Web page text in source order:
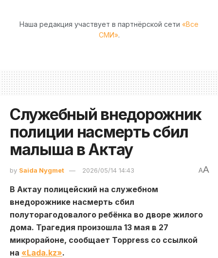
Наша редакция участвует в партнёрской сети «Все
СМИ».
Служебный внедорожник
полиции насмерть сбил
малыша в Актау
by Saida Nygmet 2026/05/14 14:43 AA
В Актау полицейский на служебном
внедорожнике насмерть сбил
полуторагодовалого ребёнка во дворе жилого
дома. Трагедия произошла 13 мая в 27
микрорайоне, сообщает Toppress со ссылкой
на «Lada.kz».